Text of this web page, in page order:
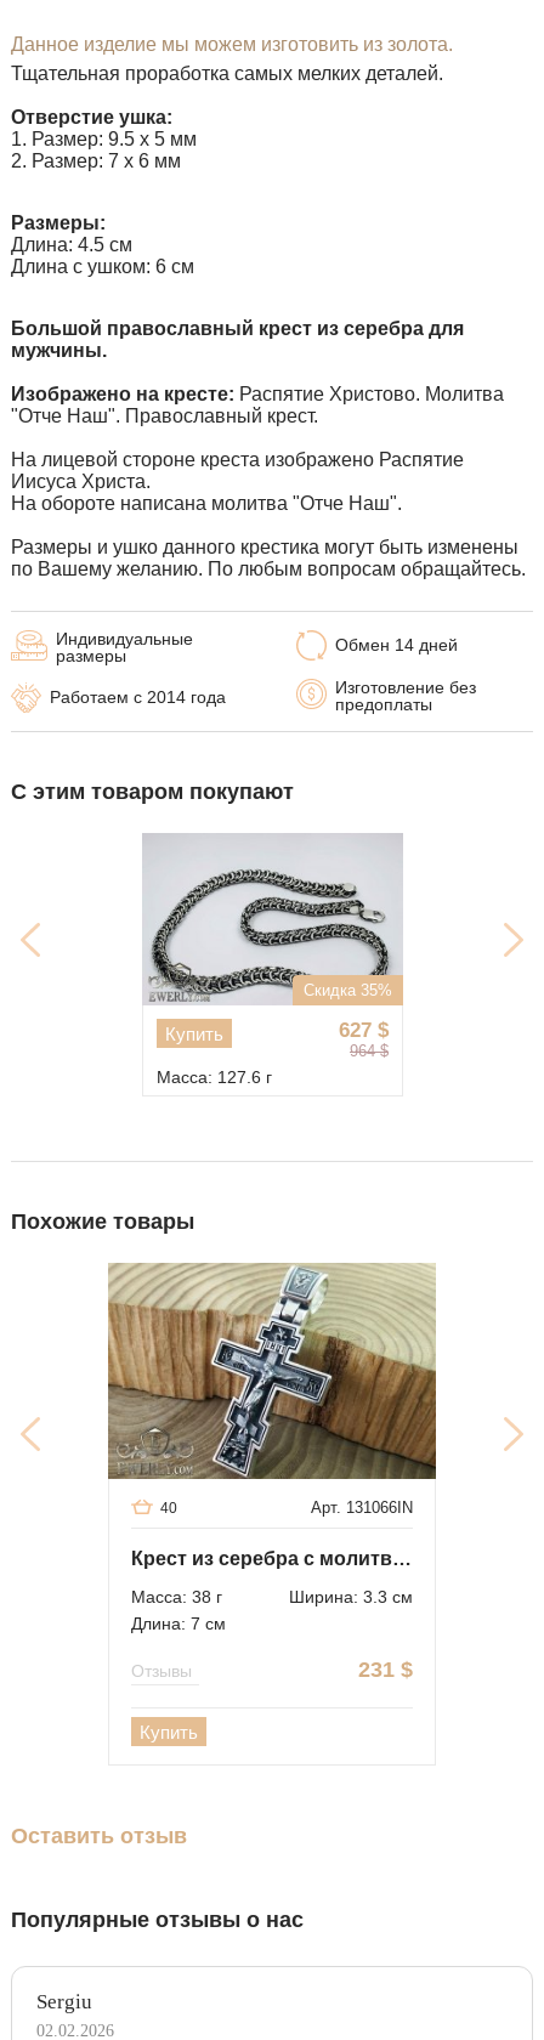
случае наши менеджеры свяжутся с Вами.
Любую подвеску можно дополнить ушком нужного
Данное изделие мы можем изготовить из золота.
Тщательная проработка самых мелких деталей.
Отверстие ушка:
1. Размер: 9.5 х 5 мм
2. Размер: 7 х 6 мм
Размеры:
Длина: 4.5 см
Длина с ушком: 6 см
Большой православный крест из серебра для
мужчины.
Изображено на кресте: Распятие Христово. Молитва
"Отче Наш". Православный крест.
На лицевой стороне креста изображено Распятие
Иисуса Христа.
На обороте написана молитва "Отче Наш".
Размеры и ушко данного крестика могут быть изменены
по Вашему желанию. По любым вопросам обращайтесь.
Обмен 14 дней
Изготовление без
предоплаты
Индивидуальные
размеры
Работаем с 2014 года
С этим товаром покупают
Скидка 35%
627 $
964 $
Купить
Масса: 127.6 г
Похожие товары
Арт. 131066IN
40
Крест из серебра с молитвой "Отче Наш"
Масса: 38 г
Ширина: 3.3 см
Длина: 7 см
231 $
Отзывы
Купить
Оставить отзыв
Популярные отзывы о нас
Sergiu
02.02.2026